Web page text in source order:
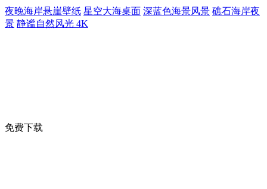
夜晚海岸悬崖壁纸 星空大海桌面 深蓝色海景风景 礁石海岸夜
景 静谧自然风光 4K
免费下载